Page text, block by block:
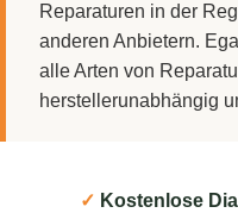
Reparaturen in der
anderen Anbietern.
alle Arten von
herstellerunabhängig
✓ Kostenlose